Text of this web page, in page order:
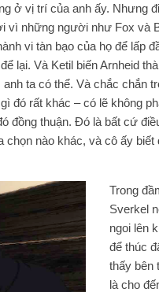
ở vị trí của anh ấy. Nhưng
vì những người như Fox và
vi tàn bạo của họ để lấp
lại. Và Ketil biến Arnheid
ta có thể. Và chắc chắn
đó rất khác – có lẽ không
đồng thuận. Đó là bất cứ
chọn nào khác, và cô ấy
Trong
Sverkel
ngoi lên
để thúc
thấy bên
là cho